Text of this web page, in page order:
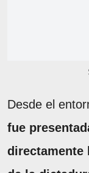
Desde el
fue
directamente